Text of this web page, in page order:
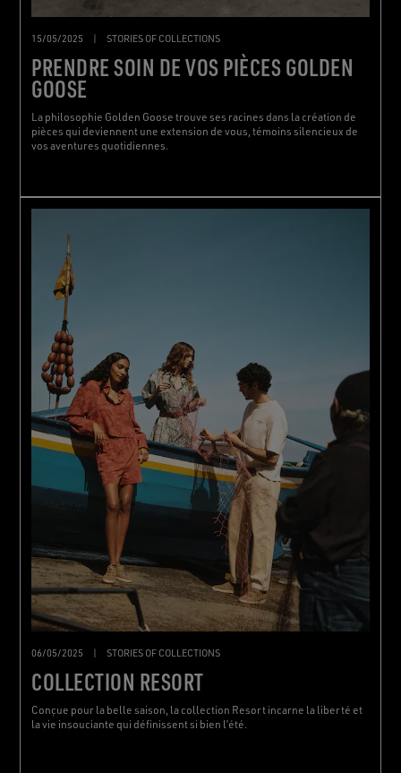
15/05/2025 | STORIES OF COLLECTIONS
PRENDRE SOIN DE VOS PIÈCES GOLDEN
GOOSE
La philosophie Golden Goose trouve ses racines dans la création de
pièces qui deviennent une extension de vous, témoins silencieux de
vos aventures quotidiennes.
06/05/2025 STORIES OF COLLECTIONS
COLLECTION RESORT
Conçue pour la belle saison, la collection Resort incarne la liberté et
la vie insouciante qui définissent si bien l’été.